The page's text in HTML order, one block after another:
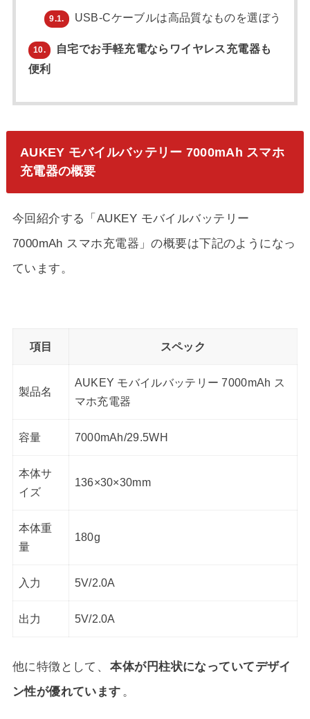
9.1. USB-Cケーブルは高品質なものを選ぼう
10.
自宅でお手軽充電ならワイヤレス充電器も
便利
AUKEY モバイルバッテリー 7000mAh スマホ
充電器の概要
今回紹介する「AUKEY モバイルバッテリー
7000mAh スマホ充電器」の概要は下記のようになっ
ています。
項目 スペック
製品名
AUKEY モバイルバッテリー 7000mAh ス
マホ充電器
容量 7000mAh/29.5WH
本体サ
イズ
136×30×30mm
本体重
量
180g
入力 5V/2.0A
出力 5V/2.0A
他に特徴として、 本体が円柱状になっていてデザイ
ン性が優れています 。